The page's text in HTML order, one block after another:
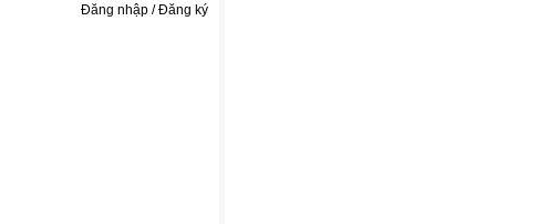
Đăng nhập / Đăng ký